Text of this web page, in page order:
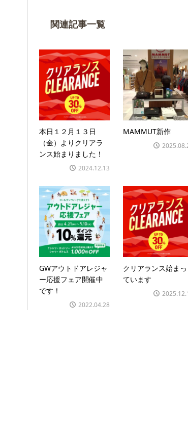
関連記事一覧
本日１２月１３日
（金）よりクリアラ
ンス始まりました！
2024.12.13
MAMMUT新作
GWアウトドアレジャ
ー応援フェア開催中
です！
2022.04.28
クリアランス始まっ
ています